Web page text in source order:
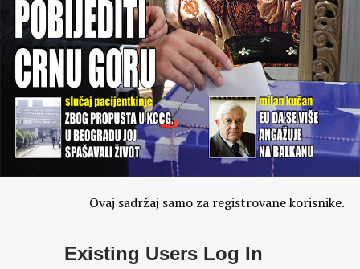
Ovaj sadržaj samo za registrovane korisnike.
Existing Users Log In